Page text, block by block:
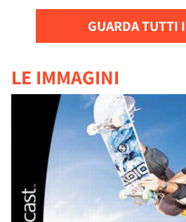
GUARDA TUTTI
LE IMMAGINI